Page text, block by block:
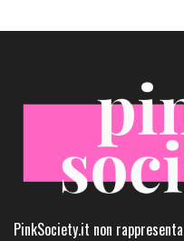
PinkSociety.it non